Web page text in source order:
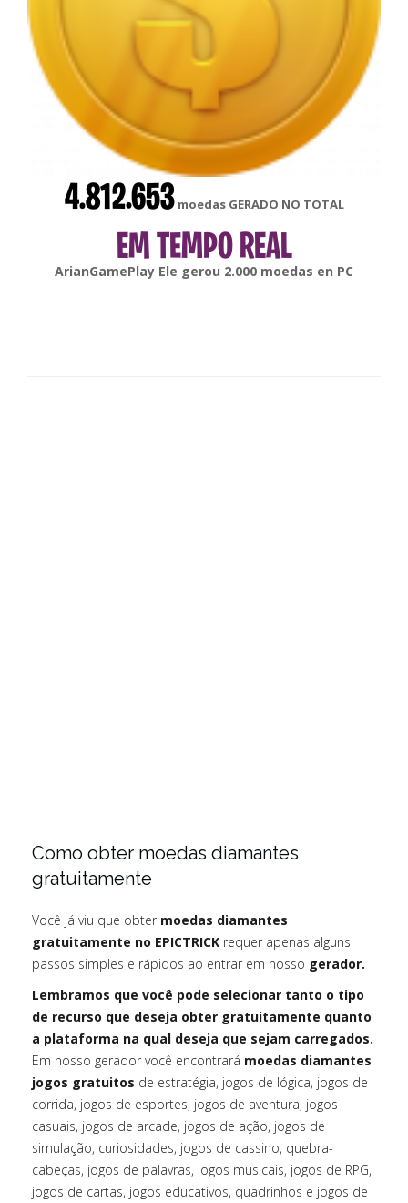
4.812.653 moedas GERADO NO TOTAL
EM TEMPO REAL
gonsabellaEle gerou6.000moedas enAndroid
Como obter moedas diamantes
gratuitamente
Você já viu que obter moedas diamantes
gratuitamente no EPICTRICK requer apenas alguns
passos simples e rápidos ao entrar em nosso gerador.
Lembramos que você pode selecionar tanto o tipo
de recurso que deseja obter gratuitamente quanto
a plataforma na qual deseja que sejam carregados.
Em nosso gerador você encontrará moedas diamantes
jogos gratuitos de estratégia, jogos de lógica, jogos de
corrida, jogos de esportes, jogos de aventura, jogos
casuais, jogos de arcade, jogos de ação, jogos de
simulação, curiosidades, jogos de cassino, quebra-
cabeças, jogos de palavras, jogos musicais, jogos de RPG,
jogos de cartas, jogos educativos, quadrinhos e jogos de